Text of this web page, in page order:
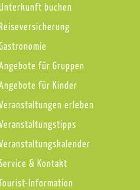
buchen
für Gruppen
für Kinder
erleben
& Kontakt
Information